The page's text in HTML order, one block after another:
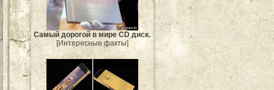
Самый дорогой в мире CD диск.
[Интересные факты]